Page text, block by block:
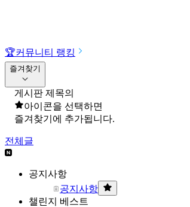
🏆커뮤니티 랭킹
즐겨찾기
게시판 제목의
아이콘을 선택하면
즐겨찾기에 추가됩니다.
전체글
공지사항
공지사항
챌린지 베스트